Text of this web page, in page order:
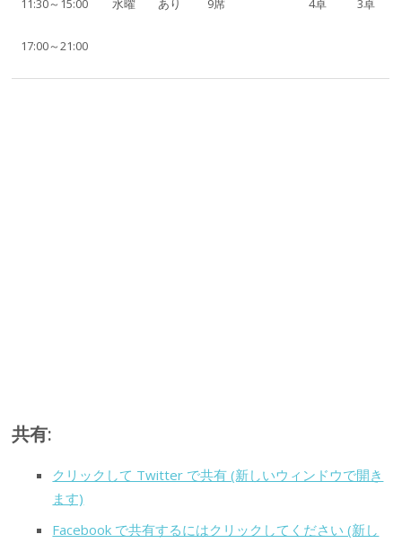
11:30～15:00
17:00～21:00
水曜 あり 9席 4卓 3卓
共有:
クリックして Twitter で共有 (新しいウィンドウで開き
ます)
Facebook で共有するにはクリックしてください (新し